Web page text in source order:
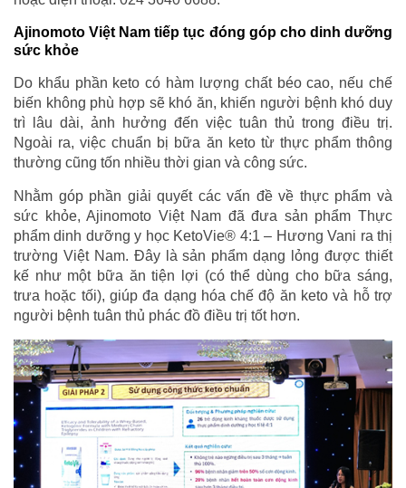
Ajinomoto Việt Nam tiếp tục đóng góp cho dinh dưỡng
sức khỏe
Do khẩu phần keto có hàm lượng chất béo cao, nếu chế
biến không phù hợp sẽ khó ăn, khiến người bệnh khó duy
trì lâu dài, ảnh hưởng đến việc tuân thủ trong điều trị.
Ngoài ra, việc chuẩn bị bữa ăn keto từ thực phẩm thông
thường cũng tốn nhiều thời gian và công sức.
Nhằm góp phần giải quyết các vấn đề về thực phẩm và
sức khỏe, Ajinomoto Việt Nam đã đưa sản phẩm Thực
phẩm dinh dưỡng y học KetoVie® 4:1 – Hương Vani ra thị
trường Việt Nam. Đây là sản phẩm dạng lỏng được thiết
kế như một bữa ăn tiện lợi (có thể dùng cho bữa sáng,
trưa hoặc tối), giúp đa dạng hóa chế độ ăn keto và hỗ trợ
người bệnh tuân thủ phác đồ điều trị tốt hơn.